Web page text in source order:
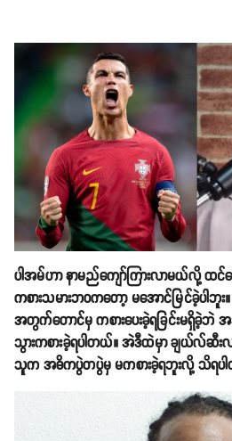
ပါအမ်ဟာ နာမည်ကျော်ကြားလာမယ်လို့ ထင်
ကစားသမားဘ၀ကတော့ မအောင်မြင်ခဲ့ပါဘူ
အတွက်တောင်မှ ကစားပေးခဲ့ရခြင်းမရှိခဲ့ဘဲ အ
သွားကစားခဲ့ရပါတယ်။ အဲဒီထဲမှာ ချယ်လ်ဆီး
သူက အဓိကပွဲတပွဲမှ မကစားခဲ့ရဘူးလို့ သိရပ